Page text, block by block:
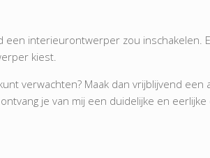
interieurontwerper zou inschakelen.
kiest.
verwachten? Maak dan vrijblijvend
je van mij een duidelijke en